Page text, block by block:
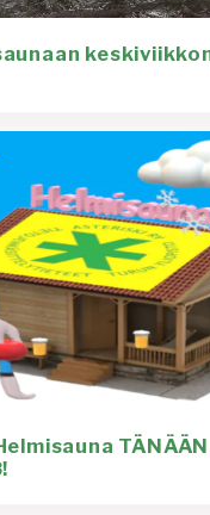
ja on taas
aika!
:
TÄNÄÄN